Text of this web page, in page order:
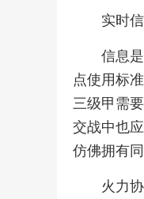
实时
信息
点使用标
三级甲需
交战中也
仿佛拥有
火力